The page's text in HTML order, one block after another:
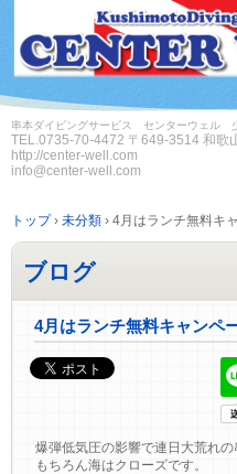
串本ダイビングサービス センターウェル
TEL.0735-70-4472 〒649-3514 和歌
http://center-well.com
info@center-well.com
トップ› 未分類 › 4月はランチ無料キ
ブログ
4月はランチ無料キャンペ
爆弾低気圧の影響で連日大荒れの
もちろん海はクローズです。